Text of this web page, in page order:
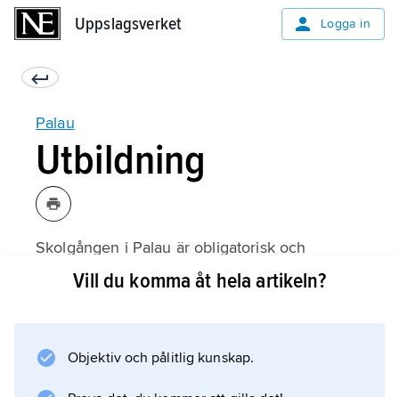
Uppslagsverket Logga in
Palau
Utbildning
Skolgången i Palau är obligatorisk och
avgiftsfri från 6 till 17 års ålder. Nästan alla
fjärdedel i privata skolor, liksom drygt en
tredjedel av barnen i sekundärskolan.
Vill du komma åt hela artikeln?
Objektiv och pålitlig kunskap.